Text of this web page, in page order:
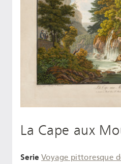
La Cape aux
Serie Voyage pittoresque